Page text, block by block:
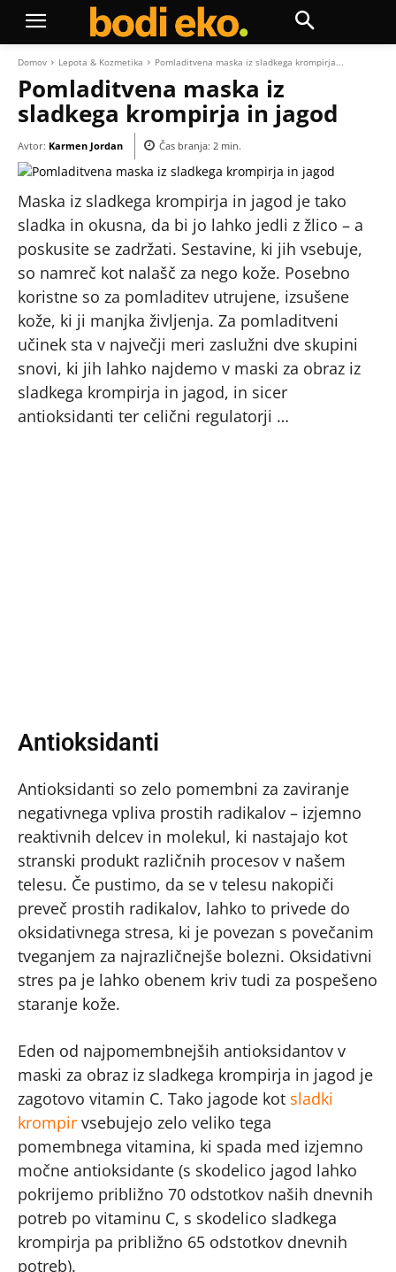
Domov Lepota & Kozmetika Pomladitvena maska iz sladkega krompirja...
Pomladitvena maska iz
sladkega krompirja in jagod
Avtor: Karmen Jordan Čas branja: 2 min.
Maska iz sladkega krompirja in jagod je tako
sladka in okusna, da bi jo lahko jedli z žlico – a
poskusite se zadržati. Sestavine, ki jih vsebuje,
so namreč kot nalašč za nego kože. Posebno
koristne so za pomladitev utrujene, izsušene
kože, ki ji manjka življenja. Za pomladitveni
učinek sta v največji meri zaslužni dve skupini
snovi, ki jih lahko najdemo v maski za obraz iz
sladkega krompirja in jagod, in sicer
antioksidanti ter celični regulatorji …
Antioksidanti
Antioksidanti so zelo pomembni za zaviranje
negativnega vpliva prostih radikalov – izjemno
reaktivnih delcev in molekul, ki nastajajo kot
stranski produkt različnih procesov v našem
telesu. Če pustimo, da se v telesu nakopiči
preveč prostih radikalov, lahko to privede do
oksidativnega stresa, ki je povezan s povečanim
tveganjem za najrazličnejše bolezni. Oksidativni
stres pa je lahko obenem kriv tudi za pospešeno
staranje kože.
Eden od najpomembnejših antioksidantov v
maski za obraz iz sladkega krompirja in jagod je
zagotovo vitamin C. Tako jagode kot sladki
krompir vsebujejo zelo veliko tega
pomembnega vitamina, ki spada med izjemno
močne antioksidante (s skodelico jagod lahko
pokrijemo približno 70 odstotkov naših dnevnih
potreb po vitaminu C, s skodelico sladkega
krompirja pa približno 65 odstotkov dnevnih
potreb).